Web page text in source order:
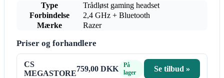
Type
Trådløst gaming headset
Forbindelse
2,4 GHz + Bluetooth
Mærke
Razer
Priser og forhandlere
CS
MEGASTORE
759,00 DKK
På
lager
Se tilbud »